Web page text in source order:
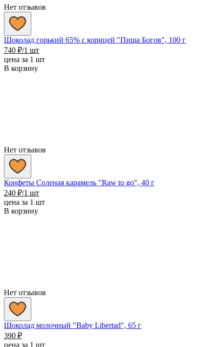
Нет отзывов
Шоколад горький 65% с корицей "Пища Богов", 100 г
740 ₽/1 шт
цена за 1 шт
В корзину
Нет отзывов
Конфеты Соленая карамель "Raw to go", 40 г
240 ₽/1 шт
цена за 1 шт
В корзину
Нет отзывов
Шоколад молочный "Baby Libertad", 65 г
390 ₽
цена за 1 шт